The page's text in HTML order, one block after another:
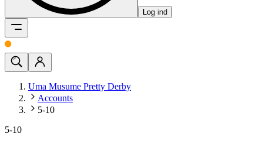
Log ind
Uma Musume Pretty Derby
Accounts
5-10
5-10